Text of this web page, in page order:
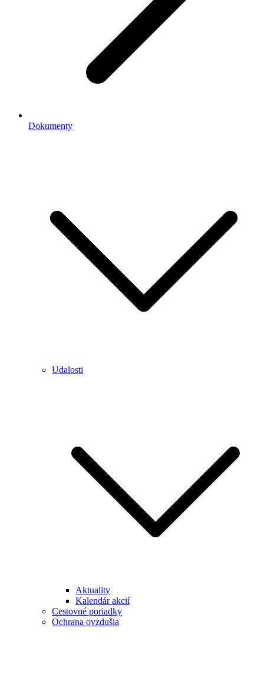
Dokumenty
Udalosti
Aktuality
Kalendár akcií
Cestovné poriadky
Ochrana ovzdušia